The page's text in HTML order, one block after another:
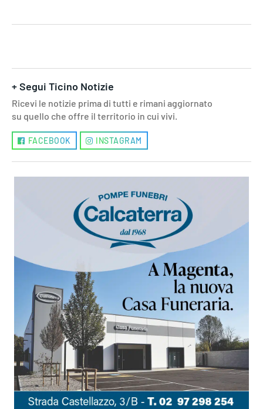
+ Segui Ticino Notizie
Ricevi le notizie prima di tutti e rimani aggiornato
su quello che offre il territorio in cui vivi.
FACEBOOK INSTAGRAM